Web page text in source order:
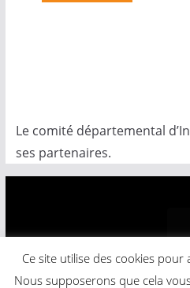
Le comité départemental
ses partenaires.
Comité
Ce site utilise des cookies
Nous supposerons que cela